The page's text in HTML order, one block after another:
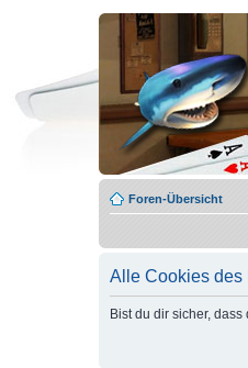
Foren-Übersicht
Alle Cookies des
Bist du dir sicher,